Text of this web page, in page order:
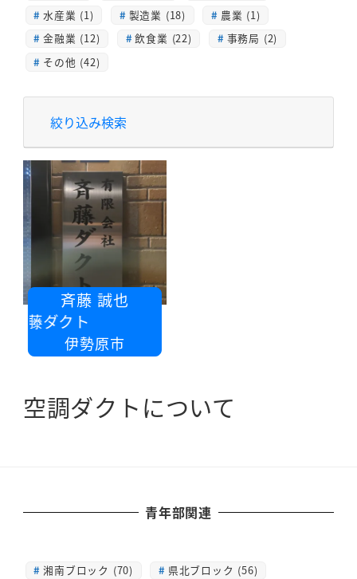
水産業 (1)
製造業 (18)
農業 (1)
金融業 (12)
飲食業 (22)
事務局 (2)
その他 (42)
絞り込み検索
斉藤 誠也
藤ダクト
伊勢原市
空調ダクトについて
青年部関連
湘南ブロック (70)
県北ブロック (56)